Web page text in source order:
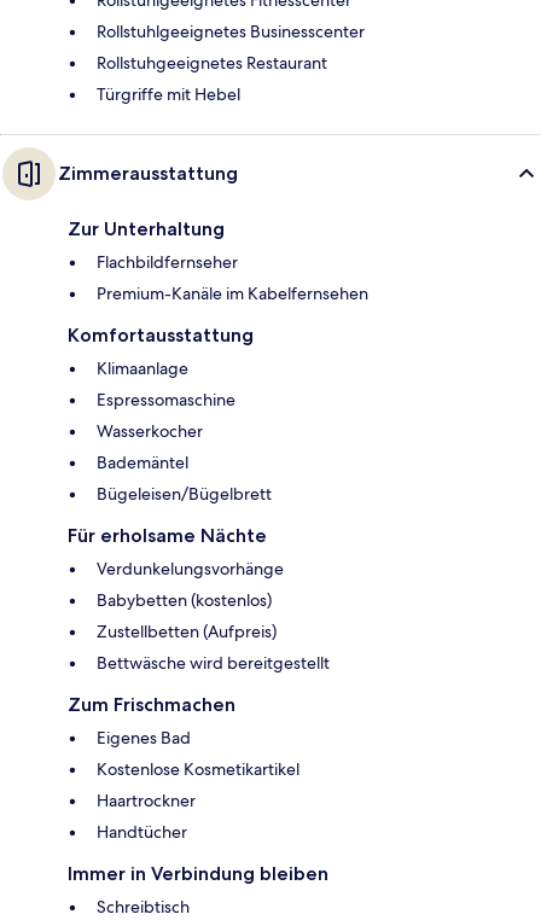
Rollstuhlgeeignetes Businesscenter
Rollstuhgeeignetes Restaurant
Türgriffe mit Hebel
Zimmerausstattung
Zur Unterhaltung
Flachbildfernseher
Premium-Kanäle im Kabelfernsehen
Komfortausstattung
Klimaanlage
Espressomaschine
Wasserkocher
Bademäntel
Bügeleisen/Bügelbrett
Für erholsame Nächte
Verdunkelungsvorhänge
Babybetten (kostenlos)
Zustellbetten (Aufpreis)
Bettwäsche wird bereitgestellt
Zum Frischmachen
Eigenes Bad
Kostenlose Kosmetikartikel
Haartrockner
Handtücher
Immer in Verbindung bleiben
Schreibtisch